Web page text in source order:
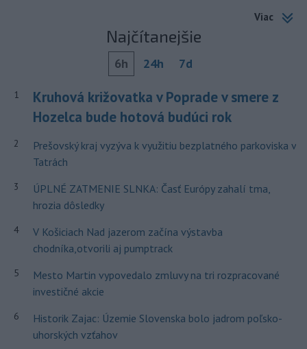
Viac
Najčítanejšie
6h 24h 7d
1
Kruhová križovatka v Poprade v smere z
Hozelca bude hotová budúci rok
2
Prešovský kraj vyzýva k využitiu bezplatného parkoviska v
Tatrách
3
ÚPLNÉ ZATMENIE SLNKA: Časť Európy zahalí tma,
hrozia dôsledky
4
V Košiciach Nad jazerom začína výstavba
chodníka,otvorili aj pumptrack
5
Mesto Martin vypovedalo zmluvy na tri rozpracované
investičné akcie
6
Historik Zajac: Územie Slovenska bolo jadrom poľsko-
uhorských vzťahov